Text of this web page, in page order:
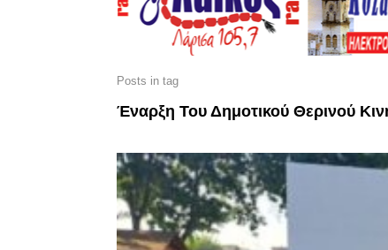
Posts in tag
Έναρξη Του Δημοτικού Θερινού